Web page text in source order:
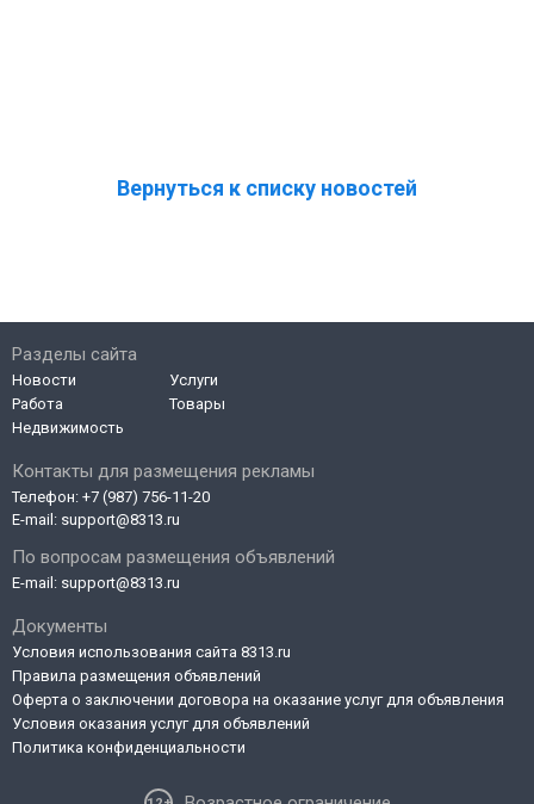
Вернуться к списку новостей
Контакты для размещения рекламы
Телефон: +7 (987) 756-11-20
E-mail: support@8313.ru
По вопросам размещения объявлений
E-mail: support@8313.ru
Документы
Условия использования сайта 8313.ru
Правила размещения объявлений
Оферта о заключении договора на оказание услуг для объявления
Условия оказания услуг для объявлений
Политика конфиденциальности
Разделы сайта
Новости
Работа
Недвижимость
Услуги
Товары